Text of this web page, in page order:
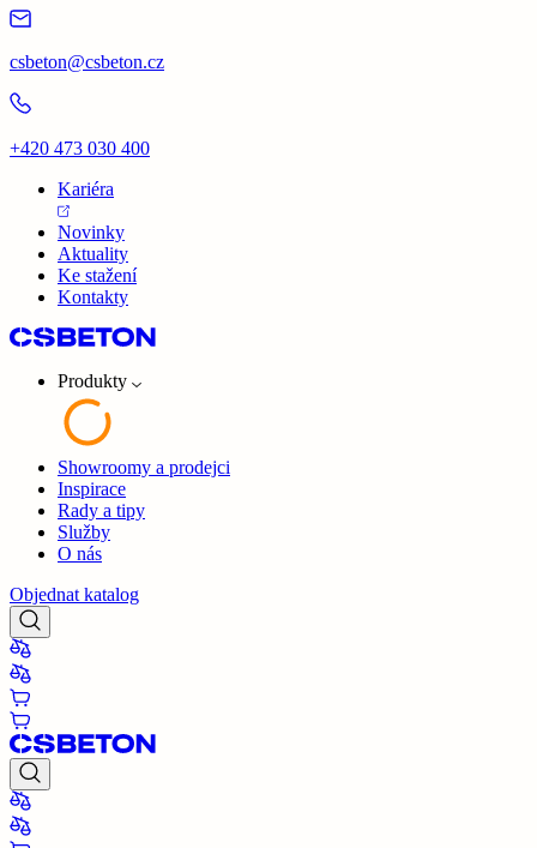
csbeton@csbeton.cz
+420 473 030 400
Kariéra
Novinky
Aktuality
Ke stažení
Kontakty
Produkty
Showroomy a prodejci
Inspirace
Rady a tipy
Služby
O nás
Objednat katalog